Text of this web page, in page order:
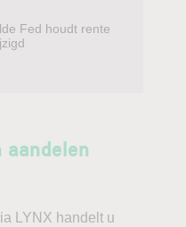
Fed houdt rente
aandelen
LYNX handelt u